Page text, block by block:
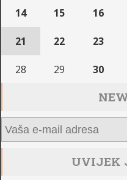
14 15 16
21 22 23
28 29 30
UVIJEK